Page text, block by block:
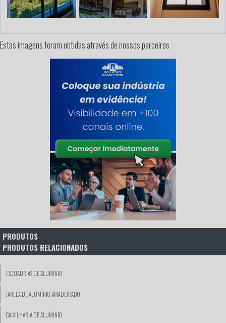
Estas imagens foram obtidas através de nossos parceiros
PRODUTOS
PRODUTOS RELACIONADOS
ESQUADRIAS DE ALUMÍNIO
JANELA DE ALUMÍNIO AMADEIRADO
CAIXILHARIA DE ALUMÍNIO